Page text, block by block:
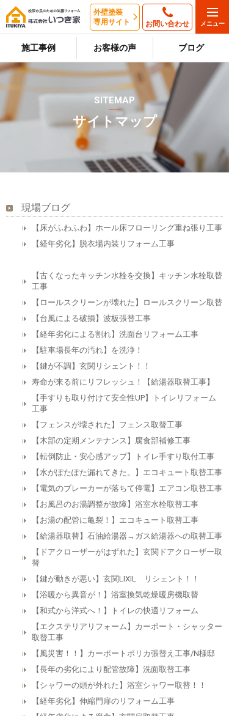
外壁塗装
専用サイト
お問い合わせ
施工事例 お客様の声 ブログ
SITEMAP
サイトマップ
現場ブログ
【床がふわふわ】ホール床フローリング重ね張り工事
【経年劣化】脱衣場内装リフォーム工事
【古くなったキッチン水栓を交換】キッチン水栓取替
工事
【ロールスクリーンが壊れた】ロールスクリーン取替
【台風による破損】波板張替工事
【経年劣化による割れ】洗面台リフォーム工事
【駐車場長年の汚れ】を洗浄！
【鍵が不調】玄関リシェント！！
寿命が来る前にリフレッシュ！【給湯器取替工事】
【手すりも取り付けて安全性UP】トイレリフォーム
工事
【フェンスが壊された】フェンス取替工事
【木部の定期メンテナンス】腐食部補修工事
【転倒防止・安心感アップ】トイレ手すり取付工事
【水がぽたぽた漏れてきた。】エコキュート取替工事
【電気のブレーカーが落ちて停電】エアコン取替工事
【お風呂のお湯調整が故障】浴室水栓取替工事
【お湯の配管に亀裂！】エコキュート取替工事
【給湯器取替】石油給湯器→ガス給湯器への取替工事
【ドアクローザーがはずれた】玄関ドアクローザー取
替
【鍵が動きが悪い】玄関LIXIL リシェント！！
【浴暖から異音が！】浴室換気乾燥暖房機取替
【和式から洋式へ！】トイレの快適リフォーム
【エクステリアリフォーム】カーポート・シャッター
取替工事
【風災害！！】カーポートポリカ張替え工事/N様邸
【長年の劣化により配管故障】洗面取替工事
【シャワーの頭が外れた】浴室シャワー取替！！
【経年劣化】伸縮門扉のリフォーム工事